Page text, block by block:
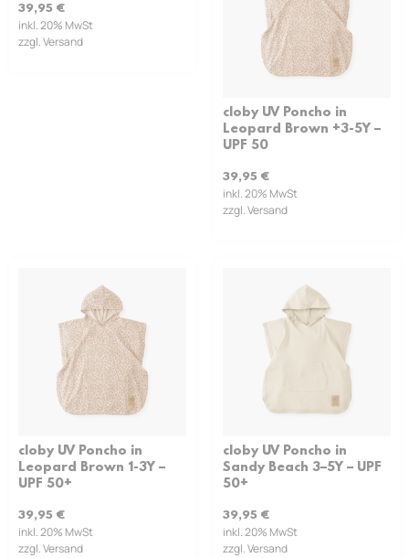
39,95 €
inkl. 20% MwSt
zzgl. Versand
cloby UV Poncho in
Leopard Brown +3-5Y –
UPF 50
39,95 €
inkl. 20% MwSt
zzgl. Versand
cloby UV Poncho in
Leopard Brown 1-3Y –
UPF 50+
39,95 €
inkl. 20% MwSt
zzgl. Versand
cloby UV Poncho in
Sandy Beach 3–5Y – UPF
50+
39,95 €
inkl. 20% MwSt
zzgl. Versand